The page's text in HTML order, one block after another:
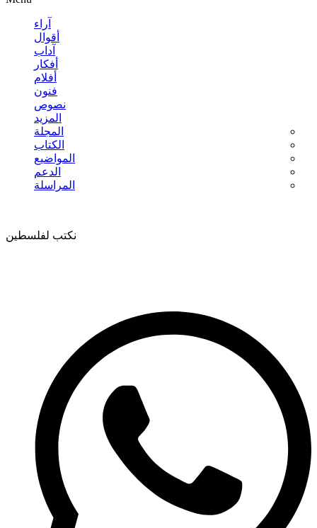
آراء
أقوال
آداب
أفكار
أفلام
فنون
نصوص
المزيد
المجلة
الكتاب
المواضيع
الدعم
المراسلة
نكتب لفلسطين